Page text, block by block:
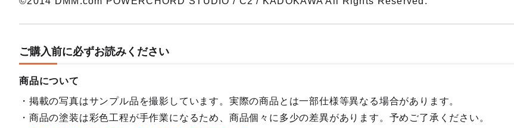
ご購入前に必ずお読みください
商品について
掲載の写真はサンプル品を撮影しています。実際の商品とは一部仕様等異なる場合があります。
商品の塗装は彩色工程が手作業になるため、商品個々に多少の差異があります。予めご了承ください。